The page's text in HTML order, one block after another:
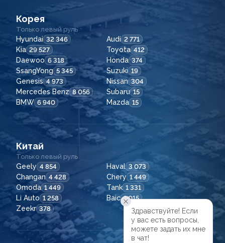
Корея
Только левый руль
Hyundai 32 346 Audi 2 771
Kia 29 527 Toyota 412
Daewoo 6 318 Honda 374
SsangYong 5 345 Suzuki 19
Genesis 4 973 Nissan 304
Mercedes Benz 8 056 Subaru 15
BMW 6 940 Mazda 15
Китай
Только левый руль
Geely 4 854 Haval 3 073
Changan 4 428 Chery 1 449
Omoda 1 449 Tank 1 331
Li Auto 1 258 Baic 1 015
Zeekr 378
Здравствуйте! Если
у вас есть вопросы,
можете задать их мне
в чат!